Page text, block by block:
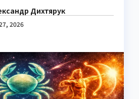
Дихтярук
2026